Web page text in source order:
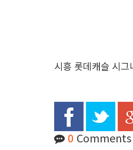
시흥 롯데캐슬 시
0 Comments